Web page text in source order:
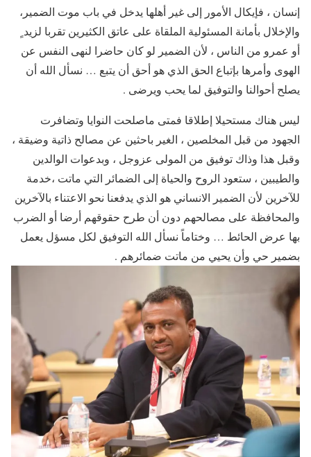
إنسان ، فإيكال الأمور إلى غير أهلها يدخل في باب موت الضمير،
والإخلال بأمانة المسئولية الملقاة على عاتق الكثيرين تقربا لزيد ٍ
أو عمرو من الناس ، لأن الضمير لو كان حاضرا لنهى النفس عن
الهوى وأمرها بإتباع الحق الذي هو أحق أن يتبع … نسأل الله أن
يصلح أحوالنا والتوفيق لما يحب ويرضى .
ليس هناك مستحيلا إطلاقا فمتى ماصلحت النوايا وتضافرت
الجهود من قبل المخلصين ، الغير باحثين عن مصالح ذاتية وضيقة ،
وقبل هذا وذاك توفيق من المولى عزوجل ، وبدعوات الوالدين
والطيبين ، ستعود الروح والحياة إلى الضمائر التي ماتت ،خدمة
للآخرين لأن الضمير الانساني هو الذي يدفعنا نحو الاعتناء بالآخرين
والمحافظة على مصالحهم دون أن طرح حقوقهم أرضا أو الضرب
بها عرض الحائط … وختاماً نسأل الله التوفيق لكل مسؤل يعمل
بضمير حي وأن يحيي من ماتت ضمائرهم .